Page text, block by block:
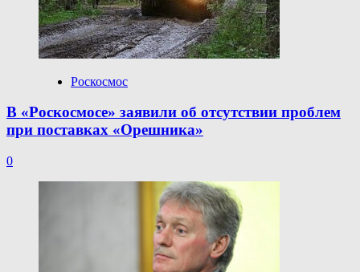
Роскосмос
В «Роскосмосе» заявили об отсутствии проблем
при поставках «Орешника»
0